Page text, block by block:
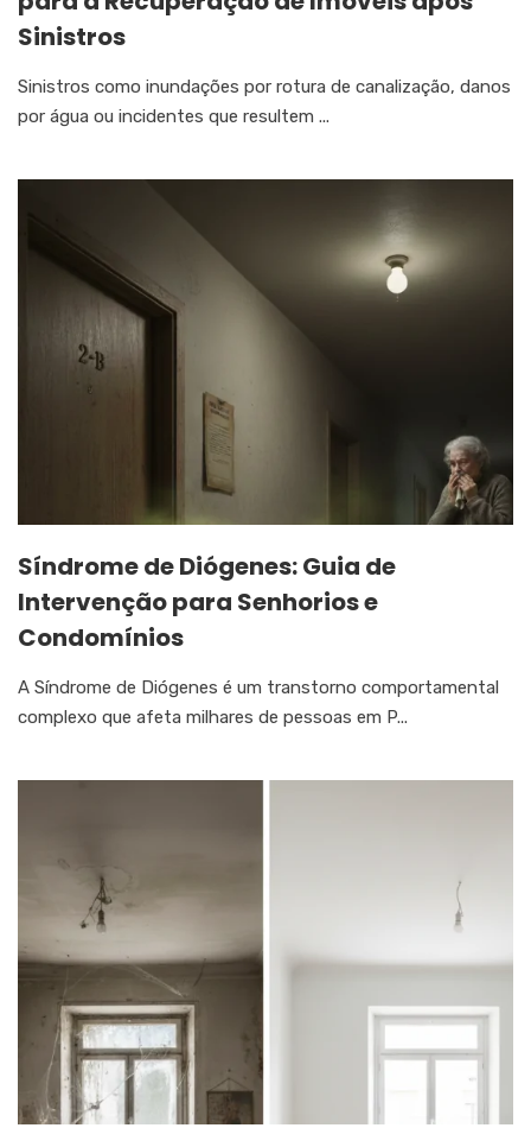
Sinistros
Sinistros como inundações por rotura de canalização, danos
por água ou incidentes que resultem ...
Síndrome de Diógenes: Guia de
Intervenção para Senhorios e
Condomínios
A Síndrome de Diógenes é um transtorno comportamental
complexo que afeta milhares de pessoas em P...